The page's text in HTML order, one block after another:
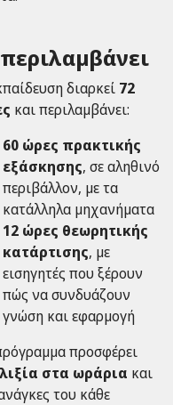
διαρκεί 72
και περιλαμβάνει:
60 ώρες πρακτικής
εξάσκησης, σε αληθινό
περιβάλλον, με τα
κατάλληλα μηχανήματα
12 ώρες θεωρητικής
κατάρτισης, με
εισηγητές που ξέρουν
πώς να συνδυάζουν
γνώση και εφαρμογή
προσφέρει
στα ωράρια και
του κάθε